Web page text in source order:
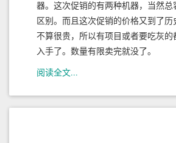
器。这次促销的有两种机器，当然总
区别。而且这次促销的价格又到了
不算很贵，所以有项目或者要吃灰的
入手了。数量有限卖完就没了。
阅读全文...